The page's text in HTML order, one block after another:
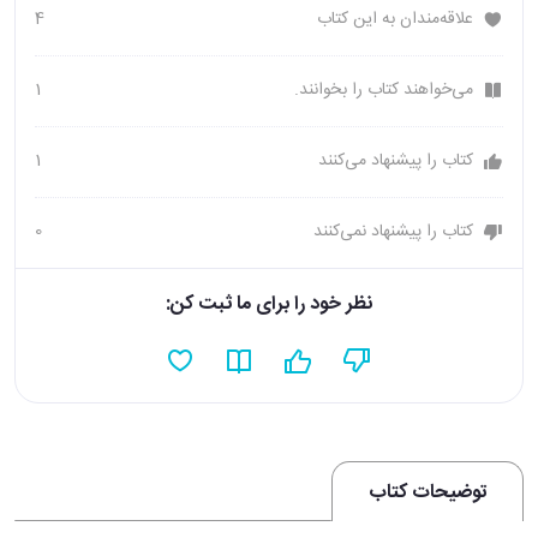
علاقه‌مندان به این کتاب 4
می‌خواهند کتاب را بخوانند. 1
کتاب را پیشنهاد می‌کنند 1
کتاب را پیشنهاد نمی‌کنند 0
نظر خود را برای ما ثبت کن:
توضیحات کتاب